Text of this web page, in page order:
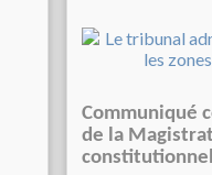
Communiqué
de la